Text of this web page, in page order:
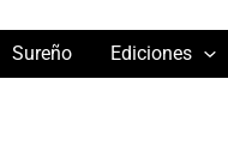
Sureño Ediciones